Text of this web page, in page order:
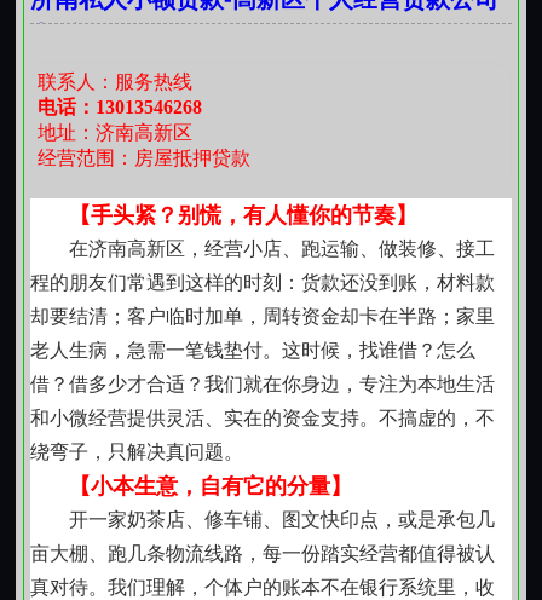
三五千元应急周转，或十来万元用于农具更新、小
作坊扩产，不同需求对应不同协商路径。小额侧重效率
与轻便，大额更重结构合理性。我们不把“大”当作标准，
也不因“小”而简化沟通。每笔资金安排都结合您的实际收
支节奏、家庭负担特点与近期可预期收入来源，让数字
落在生活肌理里，而不是飘在纸面上。
【本地人办本地事，熟门更知轻重】
章丘话能聊得下去，龙山烧饼的酥脆记得住，百脉
泉边晨练的老街坊也常点头打招呼这份在地感，让我们
更懂得什么情况真急、什么承诺真算数。审核时不只看
纸面信息，也会参考日常信用表现与邻里口碑；后不玩
消失，遇到临时困难，可提前沟通，一起看看怎么调一
调节奏。信任不是签完字就结束，而是往后日子还能说
得上话。
【借的是钱，守的是份子】
我们不鼓吹“轻松借钱”，因为钱从来不是轻飘飘的东
联系人：服务热线
电话：13013546268
地址：济南高新区
经营范围：房屋抵押贷款
【手头紧？别慌，有人懂你的节奏】
在济南高新区，经营小店、跑运输、做装修、接工
程的朋友们常遇到这样的时刻：货款还没到账，材料款
却要结清；客户临时加单，周转资金却卡在半路；家里
老人生病，急需一笔钱垫付。这时候，找谁借？怎么
借？借多少才合适？我们就在你身边，专注为本地生活
和小微经营提供灵活、实在的资金支持。不搞虚的，不
绕弯子，只解决真问题。
【小本生意，自有它的分量】
开一家奶茶店、修车铺、图文快印点，或是承包几
亩大棚、跑几条物流线路，每一份踏实经营都值得被认
真对待。我们理解，个体户的账本不在银行系统里，收